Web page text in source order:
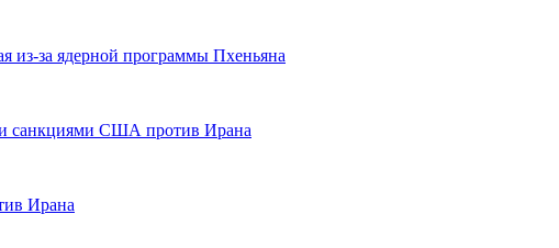
за ядерной программы Пхеньяна
санкциями США против Ирана
Ирана